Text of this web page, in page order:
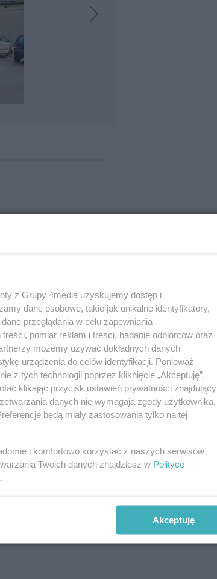
Podpis
Dodaj
wydawanego przez
Twoich
z Grupy 4media uzyskujemy dostęp i
dane osobowe, takie jak unikalne identyfikatory,
przeglądania w celu zapewniania
pomiar reklam i treści, badanie odbiorców oraz
możemy używać dokładnych danych
urządzenia do celów identyfikacji. Ponieważ
z tych technologii poprzez kliknięcie „Akceptuję”.
klikając przycisk ustawień prywatności znajdujący
danych nie wymagają zgody użytkownika,
będą miały zastosowania tylko na tej
i komfortowo korzystać z naszych serwisów
Twoich danych znajdziesz w Polityce
Akceptuję